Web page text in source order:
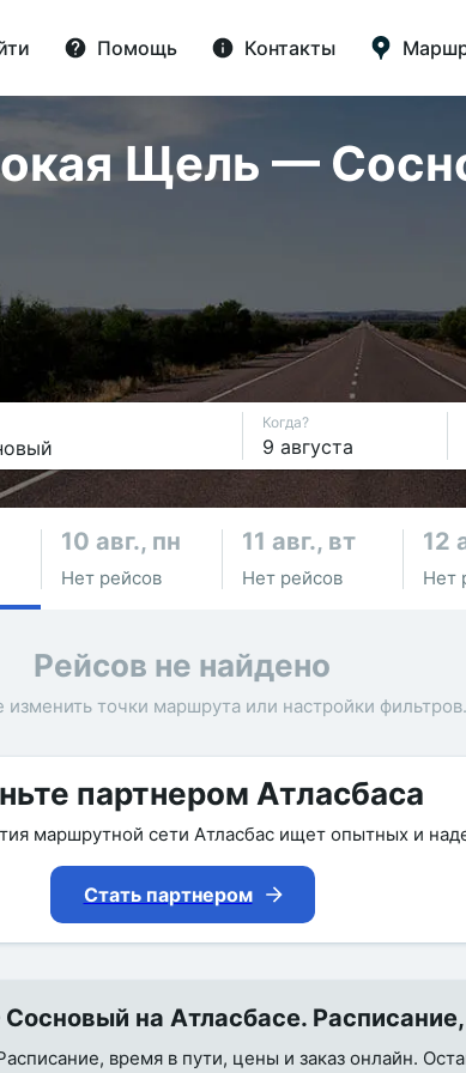
Помощь Контакты
Щель —
Когда?
10 авг., пн
Нет рейсов
11 авг., вт
Нет рейсов
12
Нет
Рейсов не найдено
изменить точки маршрута или настройки фильтров.
партнером Атласбаса
маршрутной сети Атласбас ищет опытных и
Стать партнером
на Атласбасе.
время в пути, цены и заказ онлайн.